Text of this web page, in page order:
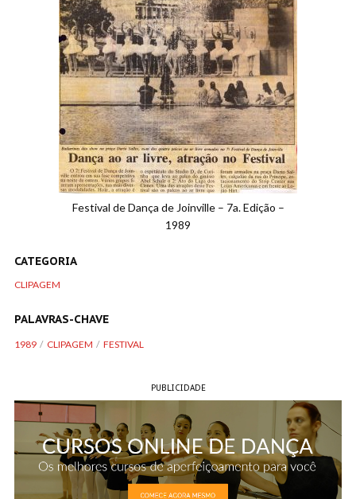
Festival de Dança de Joinville – 7a. Edição –
1989
CATEGORIA
CLIPAGEM
PALAVRAS-CHAVE
1989 CLIPAGEM FESTIVAL
PUBLICIDADE